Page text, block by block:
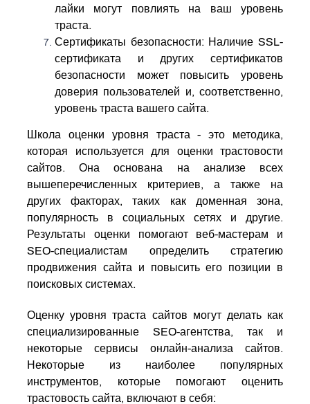
лайки могут повлиять на ваш уровень
траста.
Сертификаты безопасности: Наличие SSL-
сертификата и других сертификатов
безопасности может повысить уровень
доверия пользователей и, соответственно,
уровень траста вашего сайта.
Школа оценки уровня траста - это методика,
которая используется для оценки трастовости
сайтов. Она основана на анализе всех
вышеперечисленных критериев, а также на
других факторах, таких как доменная зона,
популярность в социальных сетях и другие.
Результаты оценки помогают веб-мастерам и
SEO-специалистам определить стратегию
продвижения сайта и повысить его позиции в
поисковых системах.
Оценку уровня траста сайтов могут делать как
специализированные SEO-агентства, так и
некоторые сервисы онлайн-анализа сайтов.
Некоторые из наиболее популярных
инструментов, которые помогают оценить
трастовость сайта, включают в себя: